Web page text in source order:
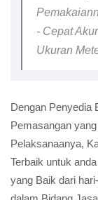
- Cepat
Ukuran
Dengan Penyedia
Pemasangan
Pelaksanaanya,
Terbaik untuk
yang Baik dari